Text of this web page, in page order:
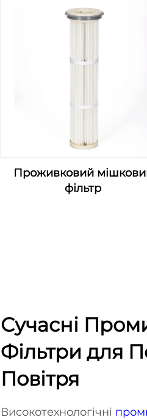
Проживковий
фільтр
Сучасні
Фільтри для
Повітря
Високотехнологічні